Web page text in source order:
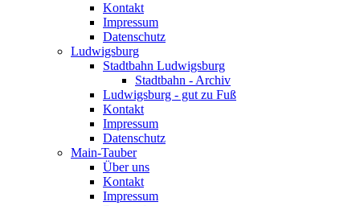
Kontakt
Impressum
Datenschutz
Ludwigsburg
Stadtbahn Ludwigsburg
Stadtbahn - Archiv
Ludwigsburg - gut zu Fuß
Kontakt
Impressum
Datenschutz
Main-Tauber
Über uns
Kontakt
Impressum